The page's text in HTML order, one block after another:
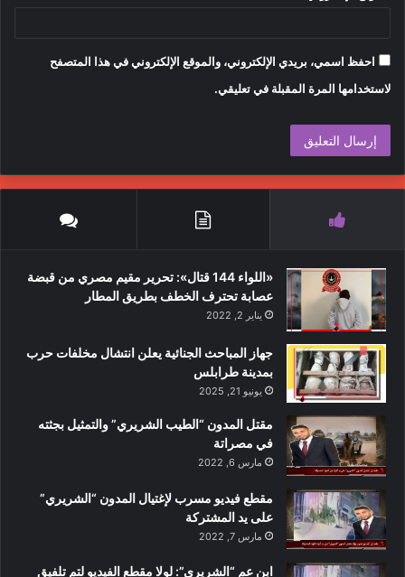
احفظ اسمي، بريدي الإلكتروني، والموقع الإلكتروني في هذا المتصفح
لاستخدامها المرة المقبلة في تعليقي.
«اللواء 144 قتال»: تحرير مقيم مصري من قبضة
عصابة تحترف الخطف بطريق المطار
يناير 2, 2022
جهاز المباحث الجنائية يعلن انتشال مخلفات حرب
بمدينة طرابلس
يونيو 21, 2025
مقتل المدون “الطيب الشريري” والتمثيل بجثته
في مصراتة
مارس 6, 2022
مقطع فيديو مسرب لإغتيال المدون “الشريري”
على يد المشتركة
مارس 7, 2022
ابن عم “الشريري”: لولا مقطع الفيديو لتم تلفيق